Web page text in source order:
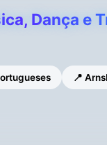
Dança e
📍